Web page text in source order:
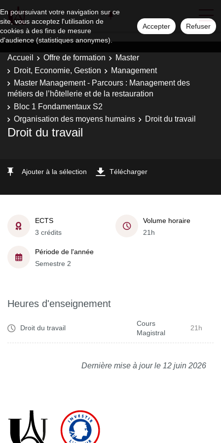
En poursuivant votre navigation sur ce
site, vous acceptez l'utilisation de
cookies à des fins de mesure
d'audience (statistiques anonymes).
Accepter Refuser
Accueil Offre de formation
Master
Droit, Economie, Gestion
Management
Master Management - Parcours : Management des
métiers de l’hôtellerie et de la restauration
Bloc 1 Fondamentaux S2
Organisation des moyens humains
Droit du travail
Droit du travail
Ajouter à la sélection Télécharger
ECTS
3 crédits
Volume horaire
21h
Période de l'année
Semestre 2
Heures d'enseignement
Droit du travail
Cours
Magistral
21h
Dernière mise à jour le 12 juin 2026